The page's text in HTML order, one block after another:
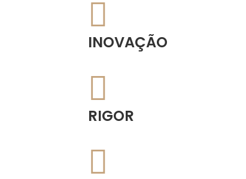
INOVAÇÃO
RIGOR